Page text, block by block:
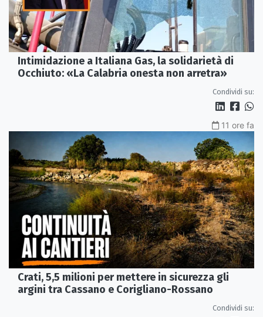
Intimidazione a Italiana Gas, la solidarietà di
Occhiuto: «La Calabria onesta non arretra»
Condividi su:
11 ore fa
Crati, 5,5 milioni per mettere in sicurezza gli
argini tra Cassano e Corigliano-Rossano
Condividi su: